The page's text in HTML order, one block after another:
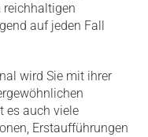
reichhaltigen
auf jeden Fall
wird Sie mit ihrer
es auch viele
Erstaufführungen